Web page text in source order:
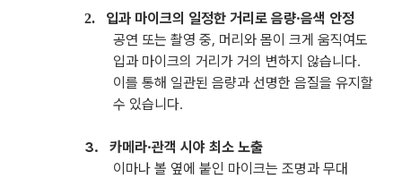
2.
입과 마이크의 일정한 거리로 음량·음색 안정
공연 또는 촬영 중, 머리와 몸이 크게 움직여도
입과 마이크의 거리가 거의 변하지 않습니다.
이를 통해 일관된 음량과 선명한 음질을 유지할
수 있습니다.
3.
카메라·관객 시야 최소 노출
이마나 볼 옆에 붙인 마이크는 조명과 무대